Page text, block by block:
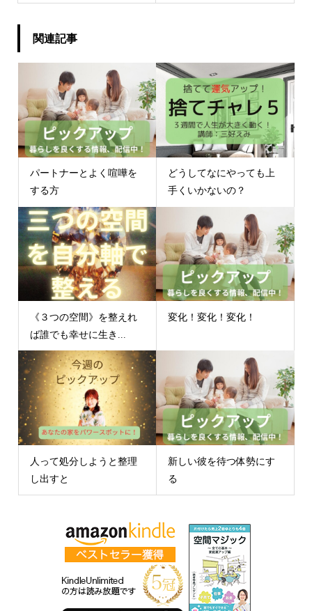
関連記事
パートナーとよく喧嘩を
する方
どうしてなにやっても上
手くいかないの？
《３つの空間》を整えれ
ば誰でも幸せに生き...
変化！変化！変化！
人って処分しようと整理
し出すと
新しい彼を待つ体勢にす
る